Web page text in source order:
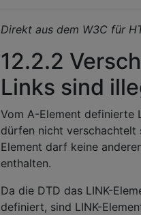
Direkt aus dem W3C für
12.2.2
Links sind
Vom A-Element definierte
dürfen nicht verschachtelt
Element darf keine
enthalten.
Da die DTD das LINK-
definiert, sind LINK-